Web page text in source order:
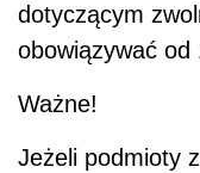
dotyczącym
obowiązywać od
Ważne!
Jeżeli podmioty